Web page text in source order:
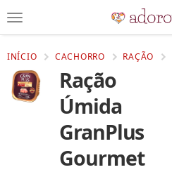
INÍCIO CACHORRO RAÇÃO
Ração
Úmida
GranPlus
Gourmet